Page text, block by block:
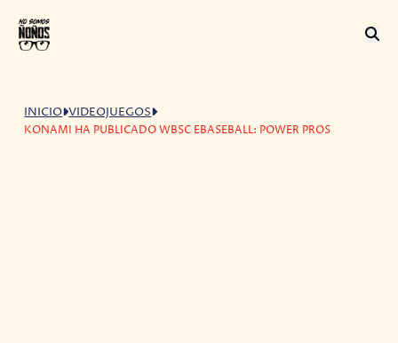
INICIO VIDEOJUEGOS
KONAMI HA PUBLICADO WBSC EBASEBALL: POWER PROS